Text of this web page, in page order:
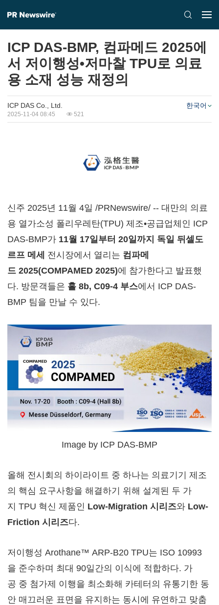
ICP DAS-BMP, 컴파메드 2025에
서 저이행성•저마찰 TPU로 의료
용 소재 성능 재정의
ICP DAS Co., Ltd.
2025-11-04 08:45 521
한국어
신주 2025년 11월 4일 /PRNewswire/ -- 대만의 의료
용 열가소성 폴리우레탄(TPU) 제조•공급업체인 ICP
DAS-BMP가 11월 17일부터 20일까지 독일 뒤셀도
르프 메세 전시장에서 열리는 컴파메
드 2025(COMPAMED 2025)에 참가한다고 발표했
다. 방문객들은 홀 8b, C09-4 부스에서 ICP DAS-
BMP 팀을 만날 수 있다.
Image by ICP DAS-BMP
올해 전시회의 하이라이트 중 하나는 의료기기 제조
의 핵심 요구사항을 해결하기 위해 설계된 두 가
지 TPU 혁신 제품인 Low-Migration 시리즈와 Low-
Friction 시리즈다.
저이행성 Arothane™ ARP-B20 TPU는 ISO 10993
을 준수하며 최대 90일간의 이식에 적합하다. 가
공 중 첨가제 이행을 최소화해 카테터의 유통기한 동
안 매끄러운 표면을 유지하는 동시에 유연하고 맞춤